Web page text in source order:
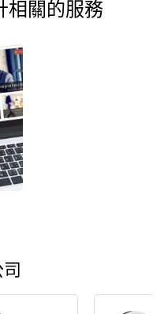
相關的服務